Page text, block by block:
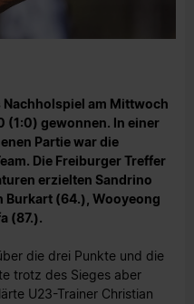
Nachholspiel am Mittwoch
(1:0) gewonnen. In einer
Partie war die
Die Freiburger Treffer
erzielten Sandrino
Burkart (64.), Wooyeong
(87.).
die drei Punkte und die
trotz des Sieges aber
U23-Trainer Christian